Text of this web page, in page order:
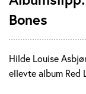
Bones
Hilde Louise
ellevte album Red